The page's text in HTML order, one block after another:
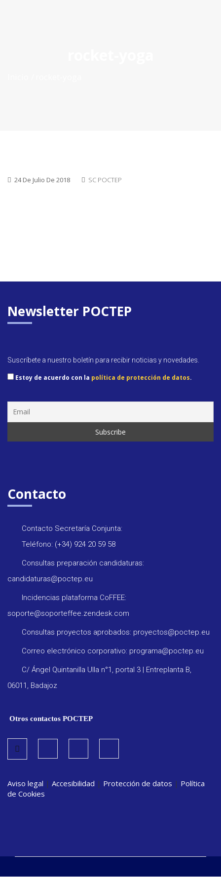
24 De Julio De 2018 SC POCTEP
Newsletter POCTEP
Suscríbete a nuestro boletín para recibir noticias y novedades.
Estoy de acuerdo con la política de protección de datos.
Contacto
Contacto Secretaría Conjunta:
Teléfono: (+34) 924 20 59 58
Consultas preparación candidaturas:
candidaturas@poctep.eu
Incidencias plataforma CoFFEE:
soporte@soporteffee.zendesk.com
Consultas proyectos aprobados: proyectos@poctep.eu
Correo electrónico corporativo: programa@poctep.eu
C/ Ángel Quintanilla Ulla n°1, portal 3 | Entreplanta B,
06011, Badajoz
Otros contactos POCTEP
Aviso legal | Accesibilidad | Protección de datos | Política
de Cookies